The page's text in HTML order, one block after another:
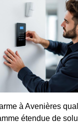
à Avenières
étendue de